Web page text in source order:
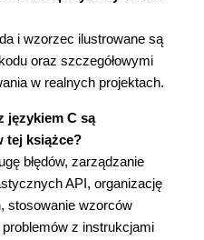
w przykładzie roboczym
błędach
i wzorzec ilustrowane są
oraz szczegółowymi
w realnych projektach.
językiem C są
tej książce?
błędów, zarządzanie
API, organizację
stosowanie wzorców
z instrukcjami